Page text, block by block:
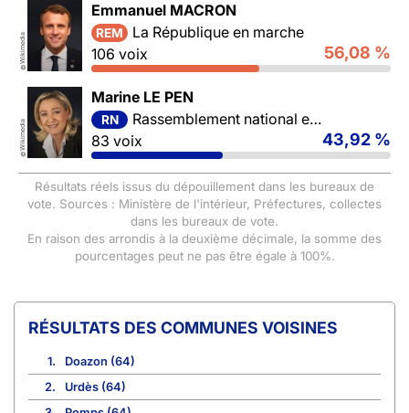
©
Wikimedia
Emmanuel MACRON
REM
La République en marche
106 voix
56,08 %
©
Wikimedia
Marine LE PEN
RN
Rassemblement national et ses alliés
83 voix
43,92 %
Résultats réels issus du dépouillement dans les bureaux de
vote. Sources : Ministère de l'intérieur, Préfectures, collectes
dans les bureaux de vote.
En raison des arrondis à la deuxième décimale, la somme des
pourcentages peut ne pas être égale à 100%.
COMMUNES VOISINES
1.
Doazon (64)
2.
Urdès (64)